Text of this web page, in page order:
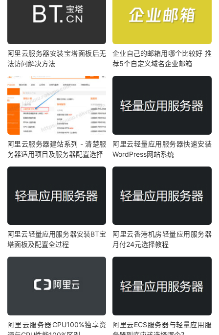
阿里云服务器安装宝塔面板后无
法访问解决方法
企业自己的邮箱用哪个比较好 推
荐5个自定义域名企业邮箱
阿里云服务器建站系列 - 清楚服
务器适用项目及服务器配置选择
阿里云轻量应用服务器快速安装
WordPress网站系统
阿里云轻量应用服务器安装BT宝
塔面板及配置全过程
阿里云香港机房轻量应用服务器
月付24元选择教程
阿里云服务器CPU100%独享资
阿里云ECS服务器与轻量应用服